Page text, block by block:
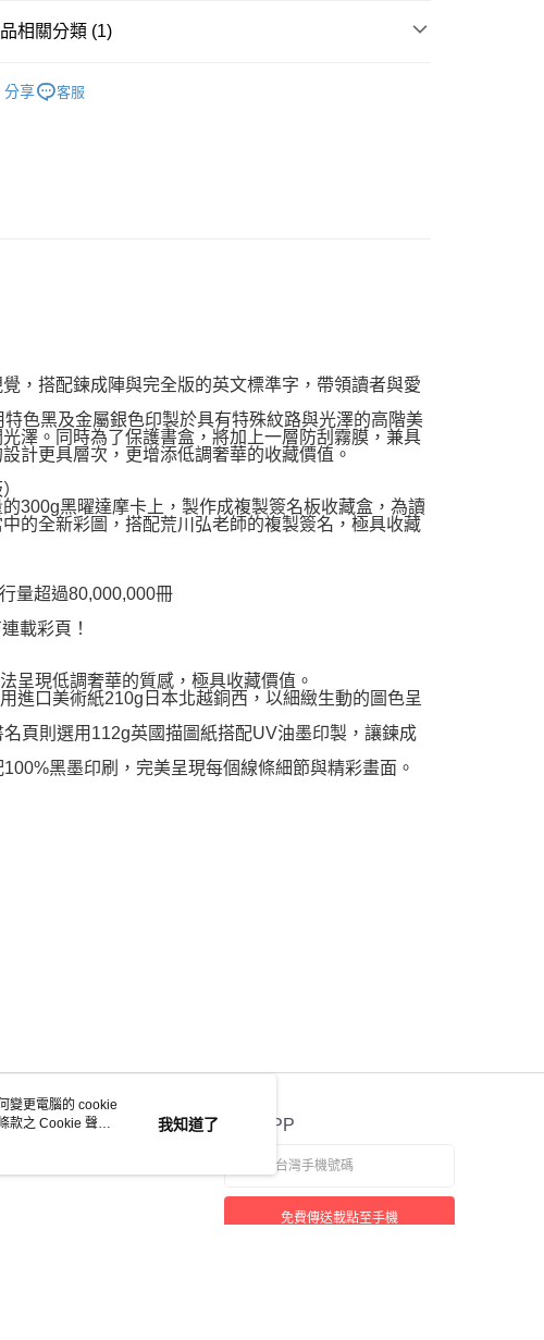
易，需依本服務之必要範圍內提供個人資料，並將交易相關給付款項請
相關分類 (1)
分享
客服
，搭配鍊成陣與完全版的英文標準字，帶領讀者與愛
色黑及金屬銀色印製於具有特殊紋路與光澤的高階美
澤。同時為了保護書盒，將加上一層防刮霧膜，兼具
計更具層次，更增添低調奢華的收藏價值。
300g黑曜達摩卡上，製作成複製簽名板收藏盒，為讀
的全新彩圖，搭配荒川弘老師的複製簽名，極具收藏
量超過80,000,000冊
載彩頁！
呈現低調奢華的質感，極具收藏價值。
進口美術紙210g日本北越銅西，以細緻生動的圖色呈
頁則選用112g英國描圖紙搭配UV油墨印製，讓鍊成
黑墨印刷，完美呈現每個線條細節與精彩畫面。
官方APP
免費傳送載點至手機
變更電腦的 cookie
款之 Cookie 聲明
我知道了